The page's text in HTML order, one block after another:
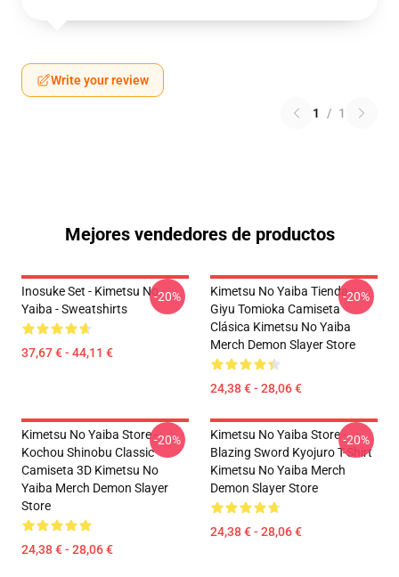
Write your review
1 / 1
Mejores vendedores de productos
Inosuke Set - Kimetsu No
Yaiba - Sweatshirts
37,67 € - 44,11 €
-20%
Kimetsu No Yaiba Tienda -
Giyu Tomioka Camiseta
Clásica Kimetsu No Yaiba
Merch Demon Slayer Store
24,38 € - 28,06 €
-20%
Kimetsu No Yaiba Store -
Kochou Shinobu Classic
Camiseta 3D Kimetsu No
Yaiba Merch Demon Slayer
Store
24,38 € - 28,06 €
-20%
Kimetsu No Yaiba Store -
Blazing Sword Kyojuro T-Shirt
Kimetsu No Yaiba Merch
Demon Slayer Store
24,38 € - 28,06 €
-20%